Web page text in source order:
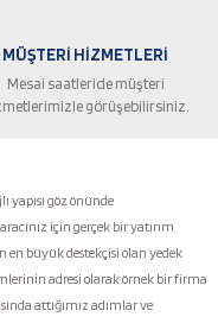
MÜŞTERİ HİZMETLERİ
Mesai saatleride müşteri
görüşebilirsiniz.
göz önünde
için gerçek bir yatırım
büyük destekçisi olan yedek
adresi olarak örnek bir firma
attığımız adımlar ve